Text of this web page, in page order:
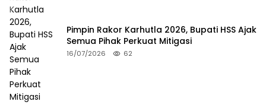
Pimpin Rakor Karhutla 2026, Bupati HSS Ajak
Semua Pihak Perkuat Mitigasi
16/07/2026 62